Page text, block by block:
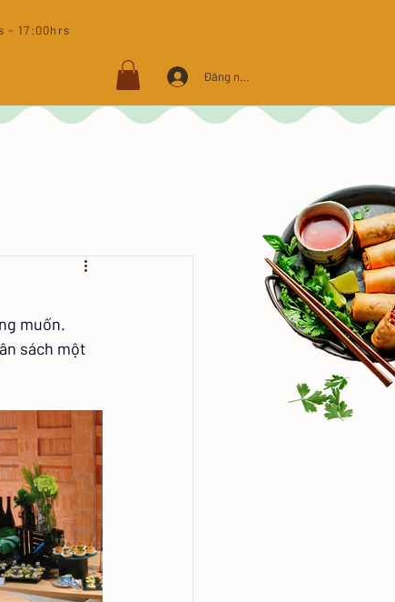
- 17:00hrs​
Đăng nhập
muốn.
sách một